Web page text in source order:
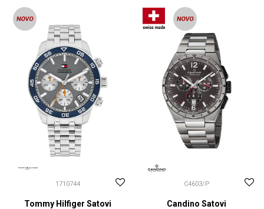
DODAJ U KORPU
1710744
Tommy Hilfiger Satovi
C4603/P
Candino Satovi